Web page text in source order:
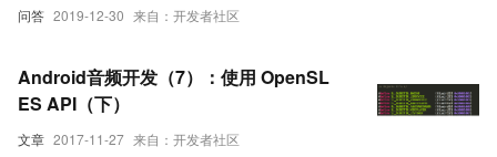
问答 2019-12-30 来自：开发者社区
文章 2017-11-27 来自：开发者社区
Android音频开发（7）：使用 OpenSL
ES API（下）